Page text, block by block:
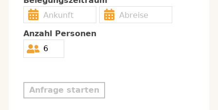
Anzahl Personen
Anfrage starten